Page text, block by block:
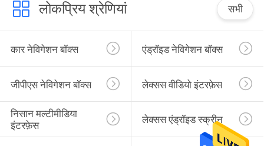
लोकप्रिय श्रेणियां सभी
कार नेविगेशन बॉक्स एंड्रॉइड नेविगेशन बॉक्स
जीपीएस नेविगेशन बॉक्स लेक्सस वीडियो इंटरफ़ेस
निसान मल्टीमीडिया
इंटरफ़ेस
लेक्सस एंड्रॉइड स्क्रीन